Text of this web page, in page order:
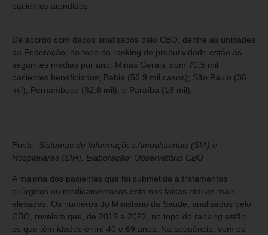
pacientes atendidos.
De acordo com dados analisados pelo CBO, dentre as unidades
da Federação, no topo do ranking de produtividade estão as
seguintes médias por ano: Minas Gerais, com 70,5 mil
pacientes beneficiados; Bahia (56,9 mil casos); São Paulo (36
mil); Pernambuco (32,8 mil); e Paraíba (18 mil).
Fonte: Sistemas de Informações Ambulatoriais (SIA) e
Hospitalares (SIH). Elaboração: Observatório CBO
A maioria dos pacientes que foi submetida a tratamentos
cirúrgicos ou medicamentosos está nas faixas etárias mais
elevadas. Os números do Ministério da Saúde, analisados pelo
CBO, revelam que, de 2019 a 2022, no topo do ranking estão
os que têm idades entre 40 e 69 anos. Na sequência, vem os